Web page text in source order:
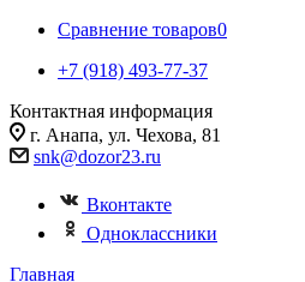
Сравнение товаров0
+7 (918) 493-77-37
Контактная информация
г. Анапа, ул. Чехова, 81
snk@dozor23.ru
Вконтакте
Одноклассники
Главная